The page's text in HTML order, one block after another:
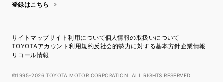
登録はこちら
サイトマップサイト利用について個人情報の取扱いについて
TOYOTAアカウント利用規約反社会的勢力に対する基本方針企業情報
リコール情報
©1995-2026 TOYOTA MOTOR CORPORATION. ALL RIGHTS RESERVED.